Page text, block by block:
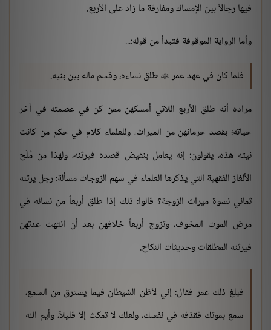
فيها رجالاً بين الإمساك ومفارقة ما زاد على الأربع.
وأما الرواية الموقوفة فتبدأ من قوله:...
فلما كان في عهد عمر  طلق نساءه، وقسم ماله بين بنيه.
مراده أنه طلق الأربع اللاتي أمسكهن ممن كن في عصمته في آخر
حياته؛ بقصد حرمانهن من الميراث، وللعلماء كلام في حكم من كانت
نيته هذه، يقولون: إنه يعامل بنقيض قصده فيرثنه، ولهذا من مُلَح
الألغاز الفقهية التي يذكرها العلماء في سهم الزوجات مسألة: رجل يرثنه
ثماني نسوة ميراث الزوجة؟ قالوا: ذلك إذا طلق أربعاً من نسائه في
مرض الموت المخوف، وتزوج أربعاً خلافهن بعد أن انتهت عدتهن
فيرثنه المطلقات وحديثات النكاح.
فبلغ ذلك عمر فقال: إني لأظن الشيطان فيما يسترق من السمع،
سمع بموتك فقذفه في نفسك، ولعلك لا تمكث إلا قليلاً، وأيم الله